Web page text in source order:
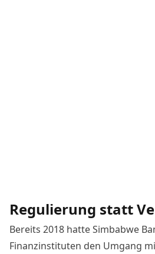
Regulierung statt
Bereits 2018 hatte Simbabwe
Finanzinstituten den Umgang